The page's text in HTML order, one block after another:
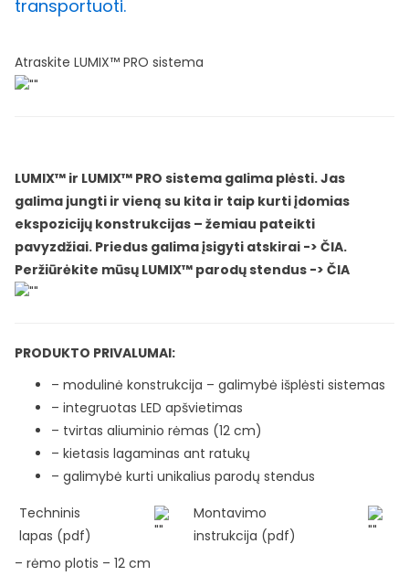
transportuoti.
Atraskite LUMIX™ PRO sistema
LUMIX™ ir LUMIX™ PRO sistema galima plėsti. Jas
galima jungti ir vieną su kita ir taip kurti įdomias
ekspozicijų konstrukcijas – žemiau pateikti
pavyzdžiai. Priedus galima įsigyti atskirai -> ČIA.
Peržiūrėkite mūsų LUMIX™ parodų stendus -> ČIA
PRODUKTO PRIVALUMAI:
– modulinė konstrukcija – galimybė išplėsti sistemas
– integruotas LED apšvietimas
– tvirtas aliuminio rėmas (12 cm)
– kietasis lagaminas ant ratukų
– galimybė kurti unikalius parodų stendus
Techninis
lapas (pdf)
Montavimo
instrukcija (pdf)
– rėmo plotis – 12 cm